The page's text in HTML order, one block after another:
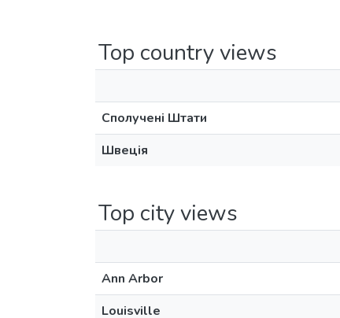
Top country views
Сполучені Штати
Швеція
Top city views
Ann Arbor
Louisville